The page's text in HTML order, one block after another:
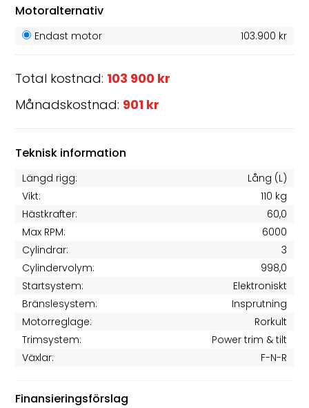
Motoralternativ
Endast motor 103.900 kr
Total kostnad: 103 900 kr
Månadskostnad: 901 kr
Teknisk information
Längd rigg:
Lång (L)
Vikt:
110 kg
Hästkrafter:
60,0
Max RPM:
6000
Cylindrar:
3
Cylindervolym:
998,0
Startsystem:
Elektroniskt
Bränslesystem:
Insprutning
Motorreglage:
Rorkult
Trimsystem:
Power trim & tilt
Växlar:
F-N-R
Finansieringsförslag